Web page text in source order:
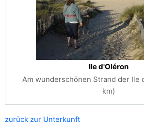
Ile d'Oléron
Am wunderschönen Strand der Ile
km)
zurück zur Unterkunft